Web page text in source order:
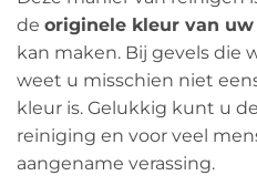
de originele kleur van
kan maken. Bij gevels die
weet u misschien niet
kleur is. Gelukkig kunt u
reiniging en voor veel
aangename verassing.